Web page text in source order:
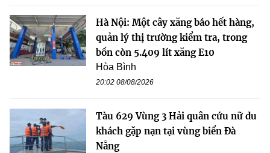
Hà Nội: Một cây xăng báo hết hàng,
quản lý thị trường kiểm tra, trong
bồn còn 5.409 lít xăng E10
Hòa Bình
20:02 08/08/2026
Tàu 629 Vùng 3 Hải quân cứu nữ du
khách gặp nạn tại vùng biển Đà
Nẵng